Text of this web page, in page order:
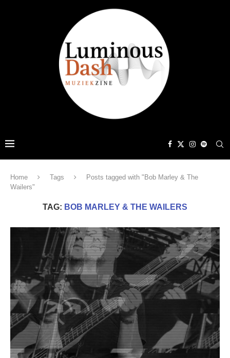
Home Tags
Posts tagged with "Bob Marley & The
Wailers"
TAG: BOB MARLEY & THE WAILERS